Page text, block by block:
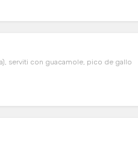
serviti con guacamole, pico de gallo